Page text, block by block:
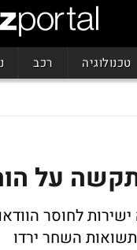
טכנולוגיה רכב
על
לחוסר
השחר ירדו